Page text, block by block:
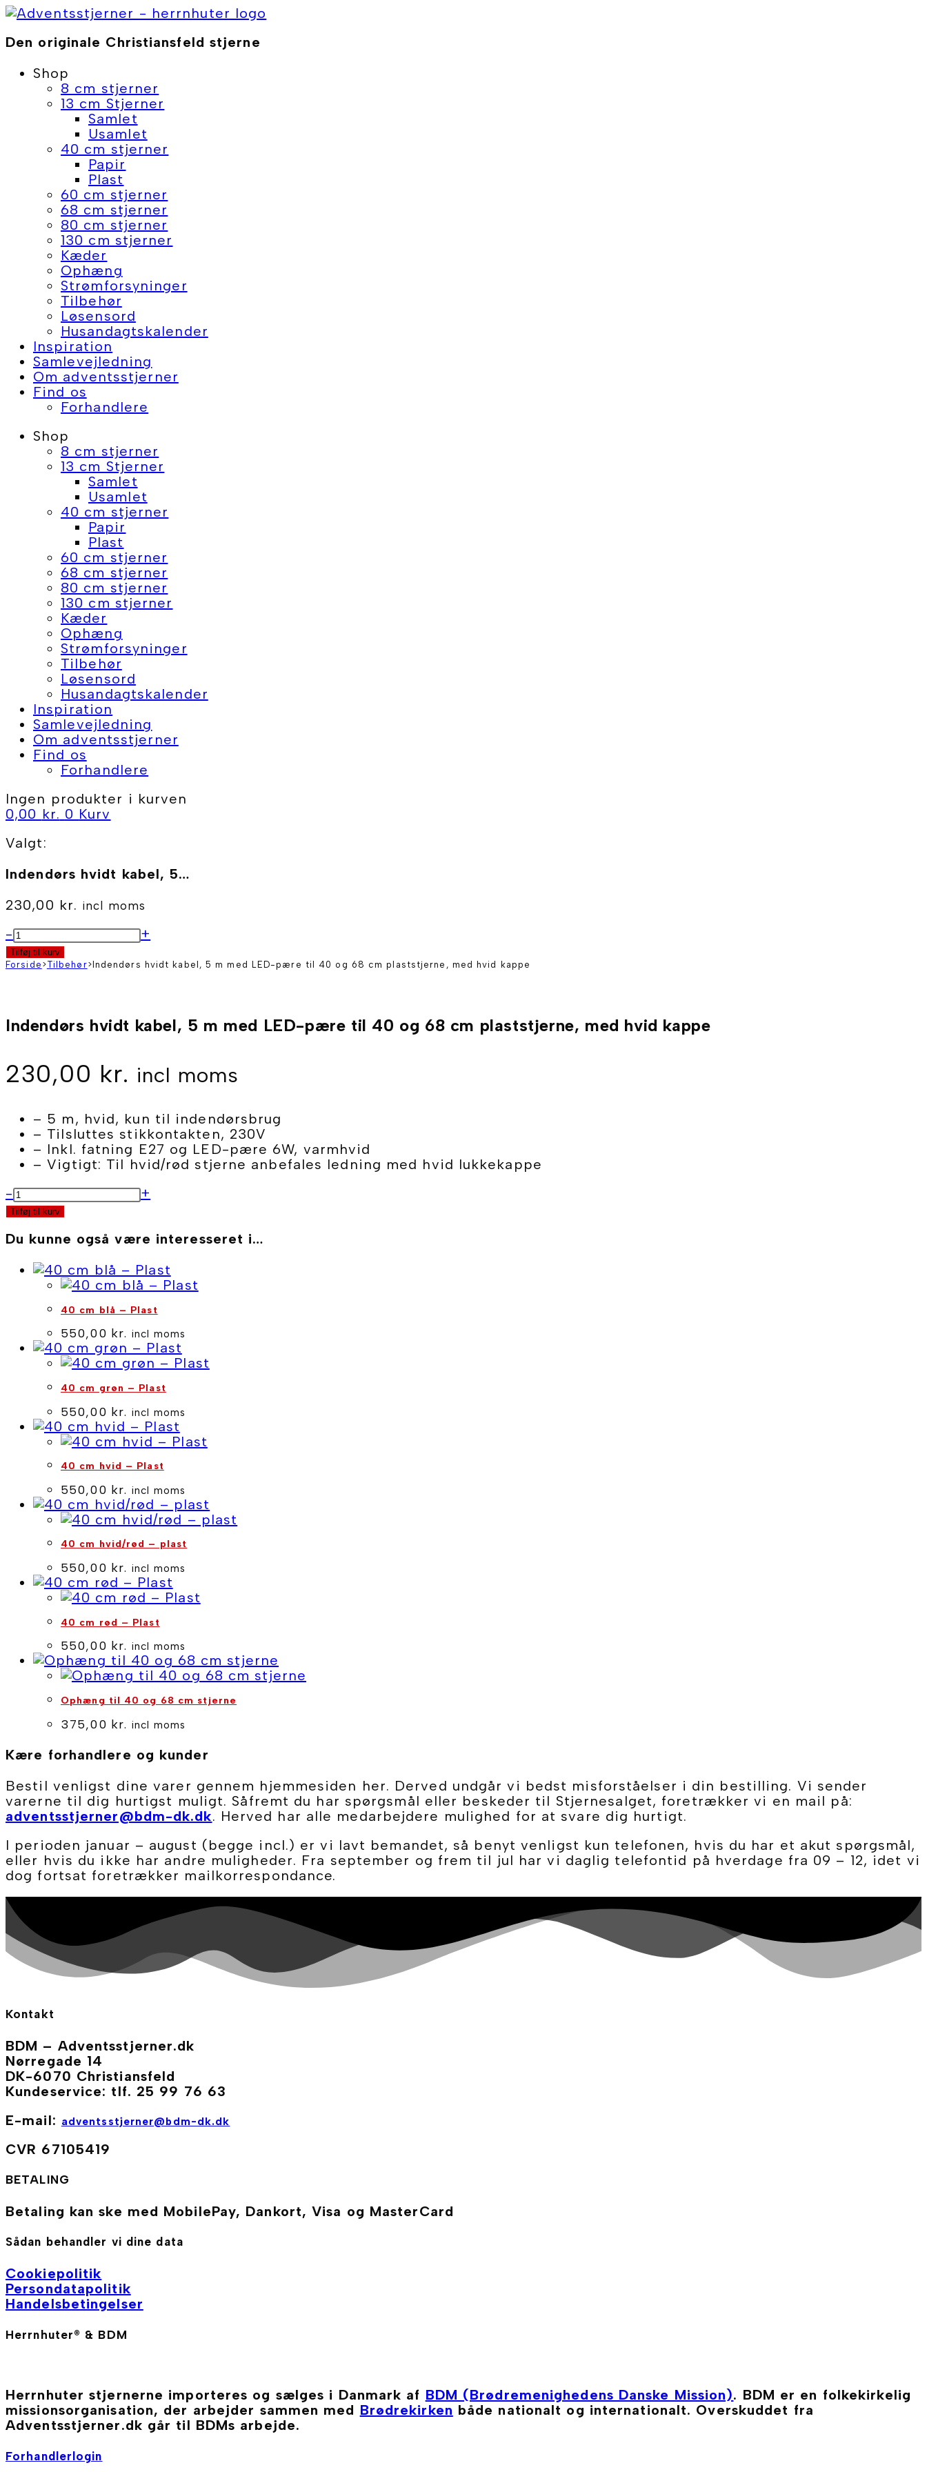
Skip
content
Den originale Christiansfeld stjerne
Shop
8 cm stjerner
13 cm Stjerner
Samlet
Usamlet
40 cm stjerner
Papir
Plast
60 cm stjerner
68 cm stjerner
80 cm stjerner
130 cm stjerner
Kæder
Ophæng
Strømforsyninger
Tilbehør
Løsensord
Husandagtskalender
Inspiration
Samlevejledning
Om adventsstjerner
Find os
Forhandlere
Shop
8 cm stjerner
13 cm Stjerner
Samlet
Usamlet
40 cm stjerner
Papir
Plast
60 cm stjerner
68 cm stjerner
80 cm stjerner
130 cm stjerner
Kæder
Ophæng
Strømforsyninger
Tilbehør
Løsensord
Husandagtskalender
Inspiration
Samlevejledning
Om adventsstjerner
Find os
Forhandlere
Ingen produkter i kurven
0,00 kr. 0 Kurv
Valgt:
Indendørs hvidt kabel, 5…
230,00 kr. incl moms
Indendørs
hvidt
kabel,
LED-
40
og
cm
plaststjerne,
med
hvid
antal
- +
Tilføj til kurv
Forside >Tilbehør>Indendørs hvidt kabel, 5 m med LED-pære til 40 og 68 cm plaststjerne, med hvid kappe
Indendørs hvidt kabel, 5 m med LED-pære til 40 og 68 cm plaststjerne, med hvid kappe
230,00 kr. incl moms
– 5 m, hvid, kun til indendørsbrug
– Tilsluttes stikkontakten, 230V
– Inkl. fatning E27 og LED-pære 6W, varmhvid
– Vigtigt: Til hvid/rød stjerne anbefales ledning med hvid lukkekappe
Indendørs
hvidt
kabel,
5
med
og
plaststjerne,
hvid
kappe
- +
Tilføj til kurv
Du kunne også være interesseret i…
40 cm blå – Plast
550,00 kr. incl moms
40 cm grøn – Plast
550,00 kr. incl moms
40 cm hvid – Plast
550,00 kr. incl moms
40 cm hvid/rød – plast
550,00 kr. incl moms
40 cm rød – Plast
550,00 kr. incl moms
Ophæng til 40 og 68 cm stjerne
375,00 kr. incl moms
Kære forhandlere og kunder
Bestil venligst dine varer gennem hjemmesiden her. Derved undgår vi bedst misforståelser i din bestilling. Vi sender
varerne til dig hurtigst muligt. Såfremt du har spørgsmål eller beskeder til Stjernesalget, foretrækker vi en mail på:
adventsstjerner@bdm-dk.dk. Herved har alle medarbejdere mulighed for at svare dig hurtigt.
I perioden januar – august (begge incl.) er vi lavt bemandet, så benyt venligst kun telefonen, hvis du har et akut spørgsmål,
eller hvis du ikke har andre muligheder. Fra september og frem til jul har vi daglig telefontid på hverdage fra 09 – 12, idet vi
dog fortsat foretrækker mailkorrespondance.
Kontakt
BDM – Adventsstjerner.dk
Nørregade 14
DK-6070 Christiansfeld
Kundeservice: tlf. 25 99 76 63
E-mail: adventsstjerner@bdm-dk.dk
CVR 67105419
BETALING
Betaling kan ske med MobilePay, Dankort, Visa og MasterCard
Sådan behandler vi dine data
Cookiepolitik
Persondatapolitik
Handelsbetingelser
Herrnhuter® & BDM
Herrnhuter stjernerne importeres og sælges i Danmark af BDM (Brødremenighedens Danske Mission). BDM er en folkekirkelig
missionsorganisation, der arbejder sammen med Brødrekirken både nationalt og internationalt. Overskuddet fra
Adventsstjerner.dk går til BDMs arbejde.
Forhandlerlogin